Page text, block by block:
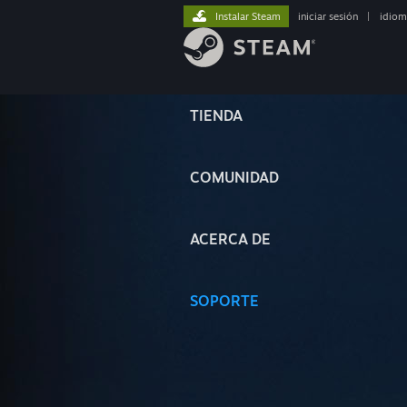
TIENDA
COMUNIDAD
ACERCA DE
SOPORTE
Instalar Steam iniciar sesión